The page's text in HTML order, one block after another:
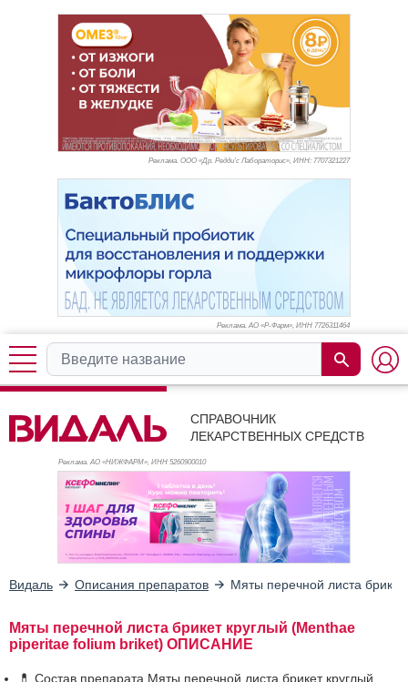
Реклама. ООО «Др. Редди’с Лабораторис», ИНН: 7707321227
Реклама. АО «Р-Фарм», ИНН 7726311464
СПРАВОЧНИК
ЛЕКАРСТВЕННЫХ СРЕДСТВ
Реклама. АО «НИЖФАРМ», ИНН 5260900010
Видаль Описания препаратов Мяты перечной листа брикет
Мяты перечной листа брикет круглый (Menthae
piperitae folium briket) ОПИСАНИЕ
💊 Состав препарата Мяты перечной листа брикет круглый